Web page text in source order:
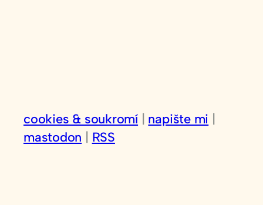
cookies & soukromí napište mi
mastodon
RSS